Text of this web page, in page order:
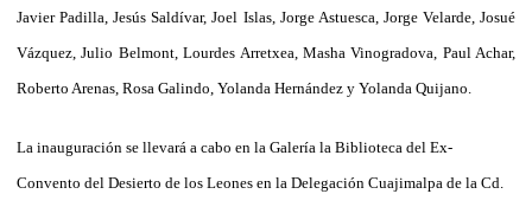
Javier Padilla, Jesús Saldívar, Joel Islas, Jorge Astuesca, Jorge Velarde, Josué
Vázquez, Julio Belmont, Lourdes Arretxea, Masha Vinogradova, Paul Achar,
Roberto Arenas, Rosa Galindo, Yolanda Hernández y Yolanda Quijano.
La inauguración se llevará a cabo en la Galería la Biblioteca del Ex-
Convento del Desierto de los Leones en la Delegación Cuajimalpa de la Cd.